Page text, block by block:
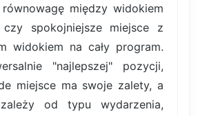
równowagę między widokiem
spokojniejsze miejsce z
widokiem na cały program.
"najlepszej" pozycji,
miejsce ma swoje zalety, a
od typu wydarzenia,